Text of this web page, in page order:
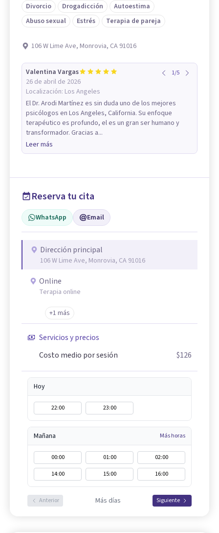
Divorcio
Drogadicción
Autoestima
Abuso sexual
Estrés Terapia de pareja
106 W Lime Ave, Monrovia, CA 91016
Valentina Vargas
26 de abril de 2026
Localización: Los Angeles
1/5
El Dr. Arodi Martínez es sin duda uno de los mejores
psicólogos en Los Angeles, California. Su enfoque
terapéutico es profundo, el es un gran ser humano y
transformador. Gracias a...
Leer más
Reserva tu cita
WhatsApp Email
Dirección principal
106 W Lime Ave, Monrovia, CA 91016
Online
Terapia online
+1 más
Servicios y precios
Costo medio por sesión
$126
Hoy
22:00 23:00
Mañana Más horas
00:00 01:00
02:00
14:00
15:00 16:00
Anterior Más días Siguiente